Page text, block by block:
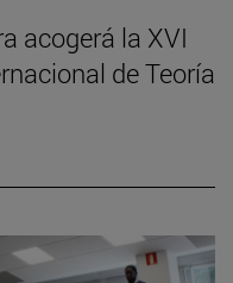
acogerá la XVI
de Teoría